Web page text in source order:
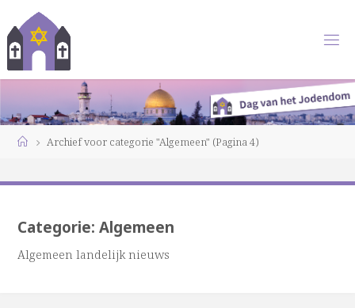
naar
de
inhoud
HomeArchief voor categorie "Algemeen" (Pagina 4)
Categorie:Algemeen
Algemeen landelijk nieuws